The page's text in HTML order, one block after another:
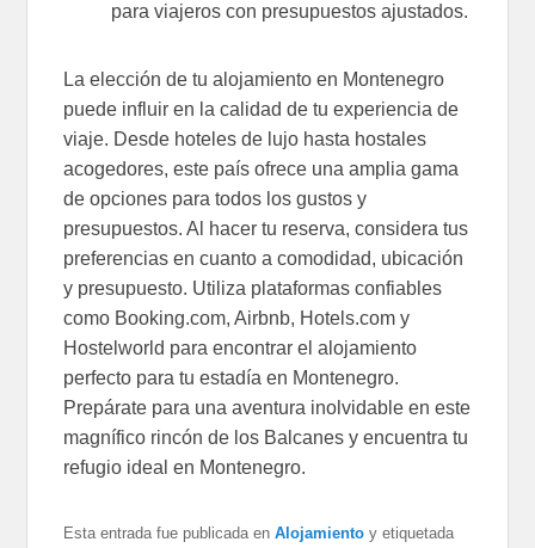
para viajeros con presupuestos ajustados.
La elección de tu alojamiento en Montenegro
puede influir en la calidad de tu experiencia de
viaje. Desde hoteles de lujo hasta hostales
acogedores, este país ofrece una amplia gama
de opciones para todos los gustos y
presupuestos. Al hacer tu reserva, considera tus
preferencias en cuanto a comodidad, ubicación
y presupuesto. Utiliza plataformas confiables
como Booking.com, Airbnb, Hotels.com y
Hostelworld para encontrar el alojamiento
perfecto para tu estadía en Montenegro.
Prepárate para una aventura inolvidable en este
magnífico rincón de los Balcanes y encuentra tu
refugio ideal en Montenegro.
Esta entrada fue publicada enAlojamiento y etiquetada